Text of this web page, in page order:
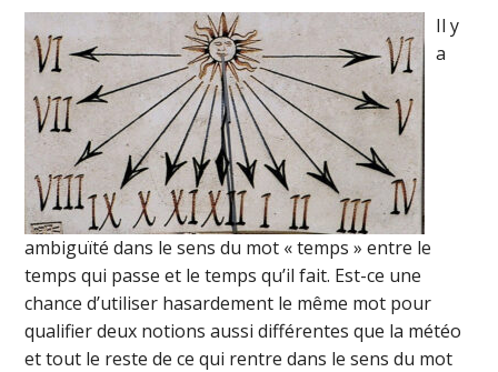
Il y
a
ambiguïté dans le sens du mot « temps » entre le
temps qui passe et le temps qu’il fait. Est-ce une
chance d’utiliser hasardement le même mot pour
qualifier deux notions aussi différentes que la météo
et tout le reste de ce qui rentre dans le sens du mot